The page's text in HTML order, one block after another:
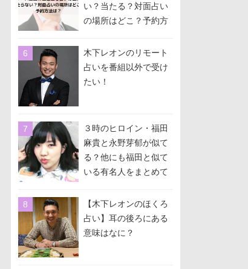
い？当たる？対面占い
の場所はどこ？予約方
木下レオンのリモート
占いを番組以外で受け
たい！
３時のヒロイン・福田
麻貴と永野芽郁が似て
る？他にも福田と似て
いる有名人をまとめて
【木下レオンのほくろ
占い】耳の後ろにある
意味はなに？